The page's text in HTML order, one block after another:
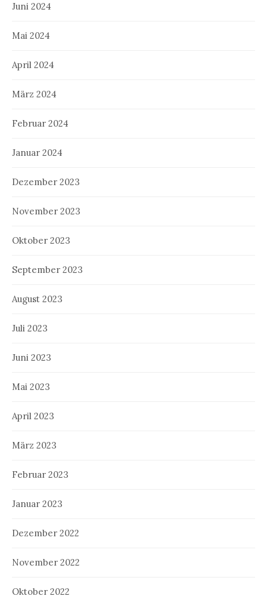
Juni 2024
Mai 2024
April 2024
März 2024
Februar 2024
Januar 2024
Dezember 2023
November 2023
Oktober 2023
September 2023
August 2023
Juli 2023
Juni 2023
Mai 2023
April 2023
März 2023
Februar 2023
Januar 2023
Dezember 2022
November 2022
Oktober 2022